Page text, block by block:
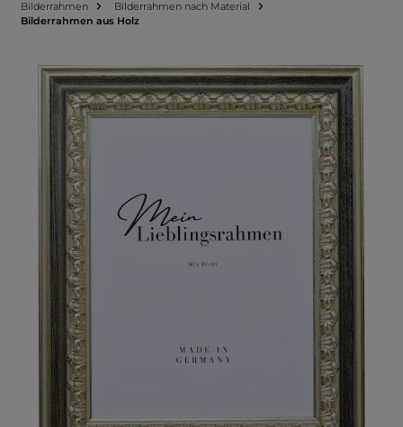
Bilderrahmen
Bilderrahmen nach Material
Bilderrahmen aus Holz
Bildergalerie überspringen